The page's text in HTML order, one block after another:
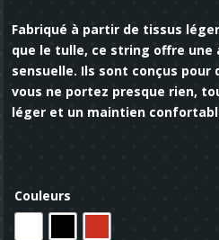
Fabriqué à partir de tissus
que le tulle, ce string offre une
sensuelle. Ils sont conçus pour
vous ne portez presque rien,
léger et un maintien
Couleurs